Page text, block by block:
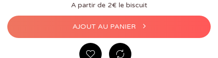
A partir de 2€ le biscuit
AJOUT AU PANIER